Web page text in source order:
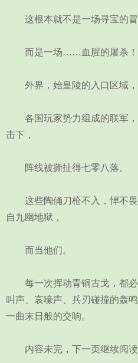
这根本就不是一场寻宝的冒
而是一场……血腥的屠杀！
外界，始皇陵的入口区域，
各国玩家势力组成的联军，
击下，
阵线被撕扯得七零八落。
这些陶俑刀枪不入，悍不畏
自九幽地狱，
而当他们。
每一次挥动青铜古戈，都必
叫声、哀嚎声、兵刃碰撞的轰
一曲末日般的交响。
内容未完，下一页继续阅读